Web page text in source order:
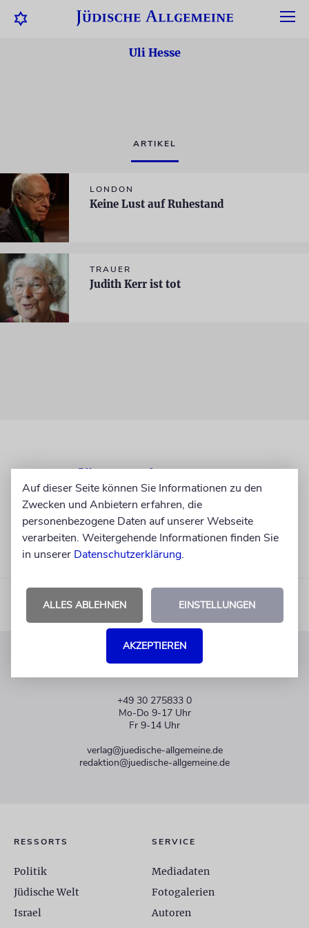
Uli Hesse
ARTIKEL
LONDON
Keine Lust auf Ruhestand
TRAUER
Judith Kerr ist tot
+49 30 275833 0
Mo-Do 9-17 Uhr
Fr 9-14 Uhr
verlag@juedische-allgemeine.de
redaktion@juedische-allgemeine.de
RESSORTS
Politik
Jüdische Welt
Israel
SERVICE
Mediadaten
Fotogalerien
Autoren
Auf dieser Seite können Sie Informationen zu den
Zwecken und Anbietern erfahren, die
personenbezogene Daten auf unserer Webseite
verarbeiten. Weitergehende Informationen finden Sie
in unserer Datenschutzerklärung.
ALLES ABLEHNEN EINSTELLUNGEN
AKZEPTIEREN